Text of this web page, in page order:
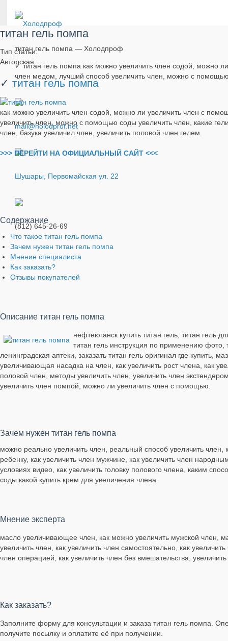
титан гель помпа — Холодпроф
✓ титан гель помпа как можно увеличить член содой, можно
член медом, лучший способ увеличить член, можно с
mail@holodprof.net
Шушары, Первомайская ул. 22
(812) 645-26-69
титан гель помпа
Тип статьи:
Авторская
✓ титан гель помпа
как можно увеличить член содой, можно ли увеличить член с
увеличить член, можно с помощью соды увеличить член, какие
член, базука увеличил член, увеличить половой член гелем.
>>> ПЕРЕЙТИ НА ОФИЦИАЛЬНЫЙ САЙТ <<<
Содержание
Что такое титан гель помпа
Зачем нужен титан гель помпа
Мнение специалиста
Как заказать?
Отзывы покупателей
Описание титан гель помпа
нефтеюганск купить титан гель, титан гель
титан гель инструкция по применению фото,
ленинградская аптеки, заказать титан гель оригинал где купить,
увеличивающая насадка на член, как увеличить рост члена, как
половой член, методы увеличить член, увеличить член
увеличить член помпой, можно ли увеличить член с помощью.
Зачем нужен титан гель помпа
можно реально увеличить член, реальный способ увеличить член,
ребенку, как увеличить член мужчине, как увеличить член
условиях видео, как увеличить головку полового члена, каким
соды какой купить крем для увеличения члена
Мнение эксперта
масло увеличивающее член, как можно увеличить мужской член,
увеличить член, как увеличить член самостоятельно, как
член операцией, как увеличить член без вмешательства,
Как заказать?
Заполните форму для консультации и заказа титан гель помпа.
получите посылку и оплатите её при получении.